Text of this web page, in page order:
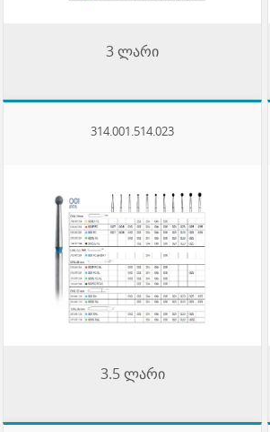
3 ლარი
314.001.514.023
3.5 ლარი